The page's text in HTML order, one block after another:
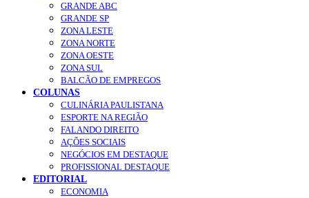
GRANDE ABC
GRANDE SP
ZONA LESTE
ZONA NORTE
ZONA OESTE
ZONA SUL
BALCÃO DE EMPREGOS
COLUNAS
CULINÁRIA PAULISTANA
ESPORTE NA REGIÃO
FALANDO DIREITO
AÇÕES SOCIAIS
NEGÓCIOS EM DESTAQUE
PROFISSIONAL DESTAQUE
EDITORIAL
ECONOMIA